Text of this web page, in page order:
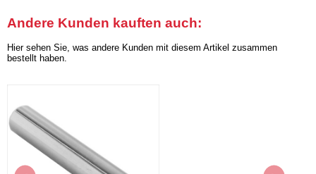
Andere Kunden kauften auch:
Hier sehen Sie, was andere Kunden mit diesem Artikel zusammen
bestellt haben.